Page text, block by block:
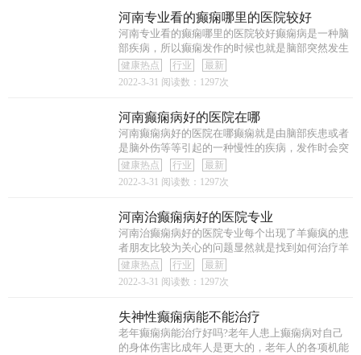
河南专业看的癫痫哪里的医院较好
河南专业看的癫痫哪里的医院较好癫痫病是一种脑
部疾病，所以癫痫发作的时候也就是脑部突然发生
异
健康热点 行业
最新
2022-3-31 阅读数：1297次
河南癫痫病好的医院在哪
河南癫痫病好的医院在哪癫痫就是由脑部疾患或者
是脑外伤等等引起的一种慢性的疾病，发作时会突
然
健康热点 行业
最新
2022-3-31 阅读数：1297次
河南治癫痫病好的医院专业
河南治癫痫病好的医院专业每个出现了羊癫疯的患
者朋友比较为关心的问题显然就是找到如何治疗羊
癫
健康热点 行业
最新
2022-3-31 阅读数：1297次
失神性癫痫病能不能治疗
老年癫痫病能治疗好吗?老年人患上癫痫病对自己
的身体伤害比成年人是更大的，老年人的各项机能